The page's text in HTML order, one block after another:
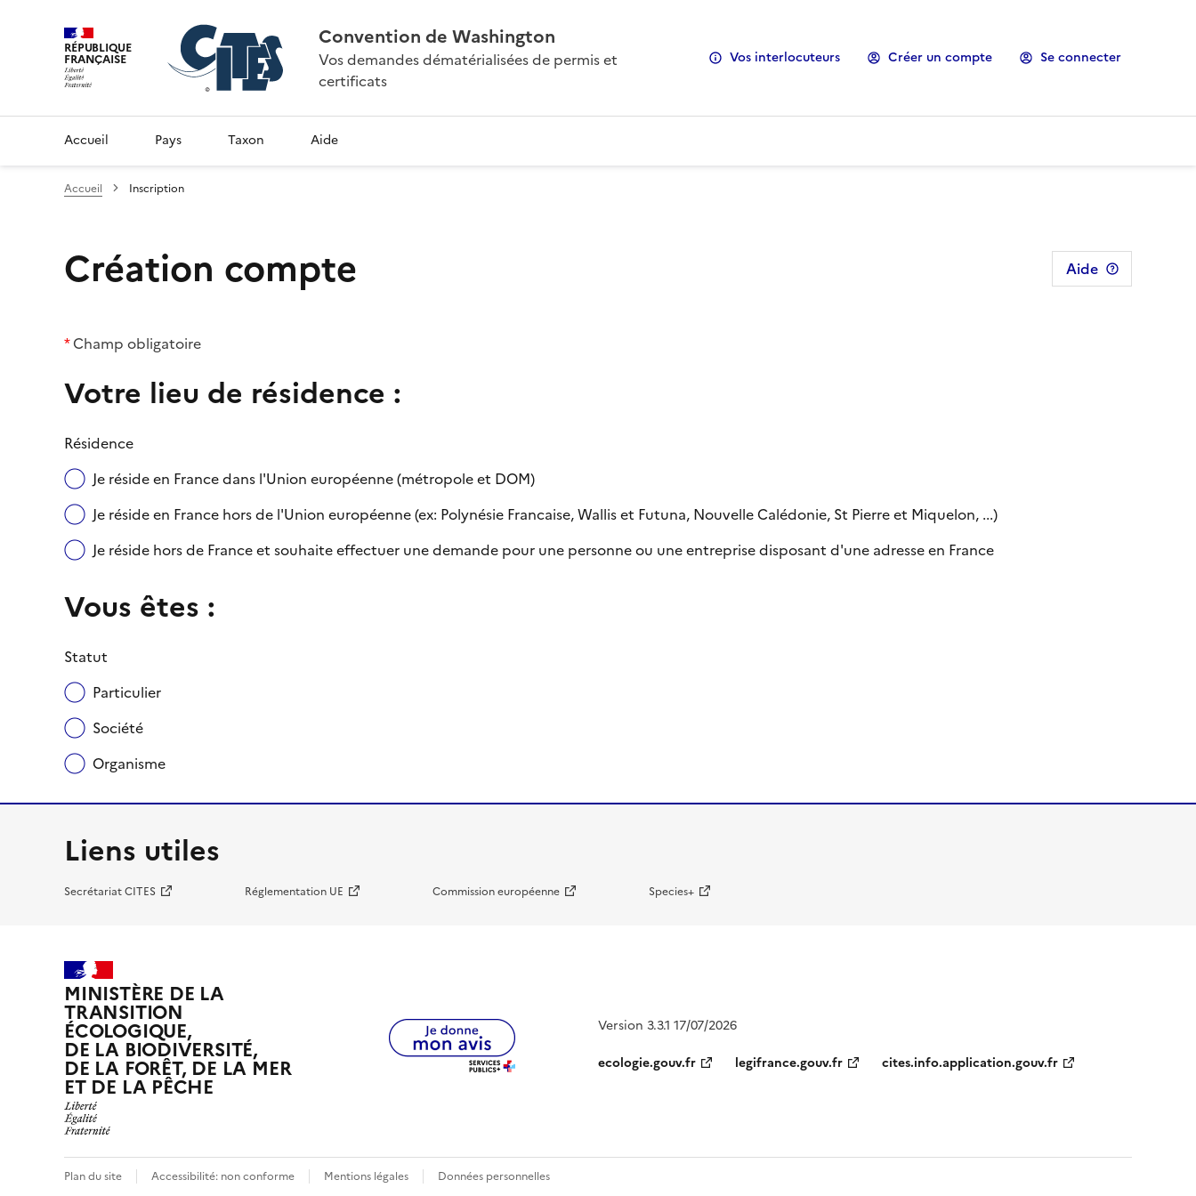
RÉPUBLIQUE
FRANÇAISE
Convention de Washington
Vos demandes dématérialisées de permis et
certificats
Vos interlocuteurs Créer un compte Se connecter
Accueil Pays Taxon Aide
Accueil Inscription
Création compte Aide
*Champ obligatoire
Votre lieu de résidence :
Résidence
Je réside en France dans l'Union européenne (métropole et DOM)
Je réside en France hors de l'Union européenne (ex: Polynésie Francaise, Wallis et Futuna, Nouvelle Calédonie, St Pierre et Miquelon, ...)
Je réside hors de France et souhaite effectuer une demande pour une personne ou une entreprise disposant d'une adresse en France
Vous êtes :
Statut
Particulier
Société
Organisme
Liens utiles
Secrétariat CITES Réglementation UE Commission européenne Species+
MINISTÈRE DE LA
TRANSITION
ÉCOLOGIQUE,
DE LA BIODIVERSITÉ,
DE LA FORÊT, DE LA MER
ET DE LA PÊCHE
Version 3.3.1 17/07/2026
ecologie.gouv.fr
legifrance.gouv.fr cites.info.application.gouv.fr
Plan du site Accessibilité: non conforme Mentions légales Données personnelles